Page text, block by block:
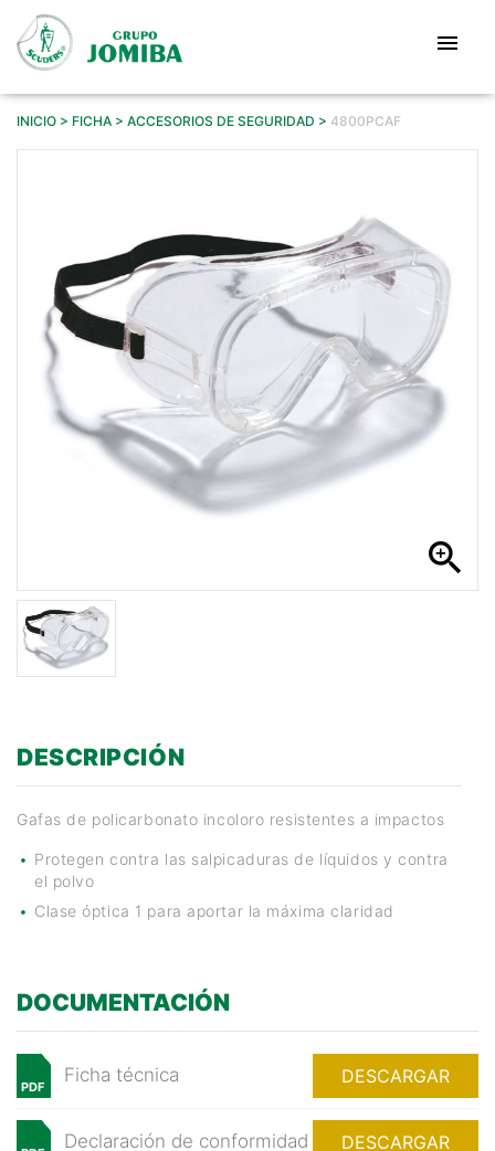
Pasar
contenido
principal
menu
INICIO FICHA ACCESORIOS DE SEGURIDAD 4800PCAF
zoom_in
DESCRIPCIÓN
Gafas de policarbonato incoloro resistentes a impactos
Protegen contra las salpicaduras de líquidos y contra
el polvo
Clase óptica 1 para aportar la máxima claridad
DOCUMENTACIÓN
PDF
Ficha técnica DESCARGAR
Declaración de conformidad DESCARGAR